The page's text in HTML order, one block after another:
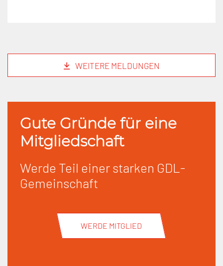
WEITERE MELDUNGEN
Gute Gründe für eine
Mitgliedschaft
Werde Teil einer starken GDL-
Gemeinschaft
WERDE MITGLIED